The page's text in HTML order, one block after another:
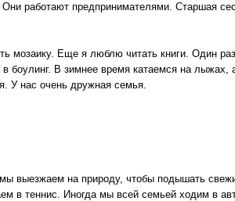
работают предпринимателями. Старшая
мозаику. Еще я люблю читать книги. Один
боулинг. В зимнее время катаемся на
У нас очень дружная семья.
выезжаем на природу, чтобы подышать
в теннис. Иногда мы всей семьей ходим в